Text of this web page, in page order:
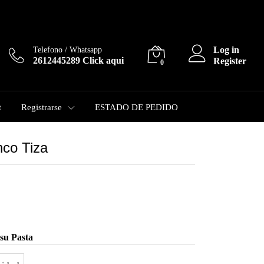
Telefono / Whatsapp
2612445289 Click aqui 0
Log in
Register
Registrarse ESTADO DE PEDIDO
Tiza
Pasta